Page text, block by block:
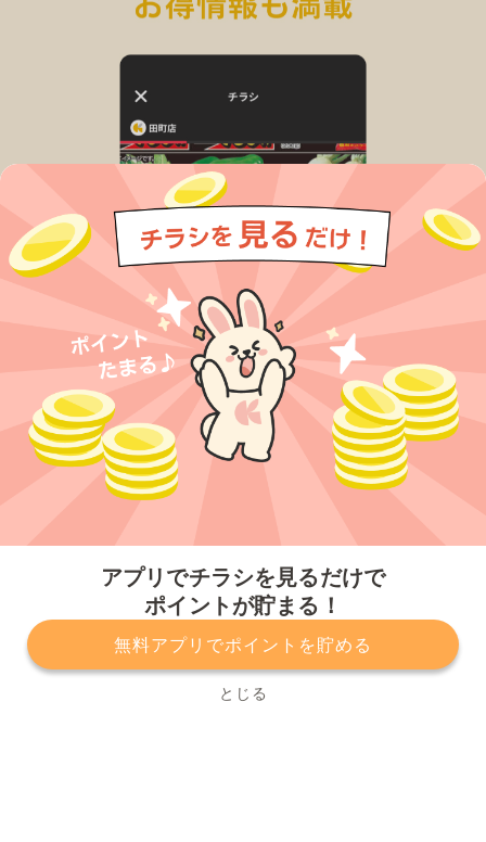
アプリでチラシを見るだけで
ポイントが貯まる！
無料アプリでポイントを貯める
とじる
プライバシーポリシー 利用規約
運営会社
サービスに関してのお問い合わせ